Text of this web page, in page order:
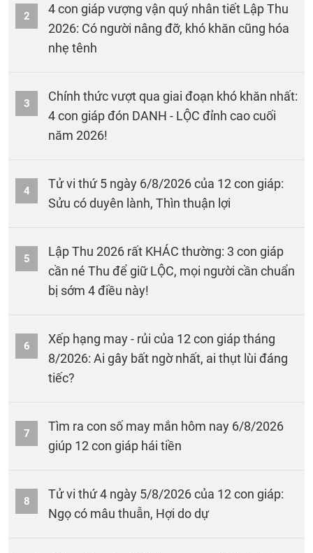
2
4 con giáp vượng vận quý nhân tiết Lập Thu
2026: Có người nâng đỡ, khó khăn cũng hóa
nhẹ tênh
3
Chính thức vượt qua giai đoạn khó khăn nhất:
4 con giáp đón DANH - LỘC đỉnh cao cuối
năm 2026!
4
Tử vi thứ 5 ngày 6/8/2026 của 12 con giáp:
Sửu có duyên lành, Thìn thuận lợi
5
Lập Thu 2026 rất KHÁC thường: 3 con giáp
cần né Thu để giữ LỘC, mọi người cần chuẩn
bị sớm 4 điều này!
6
Xếp hạng may - rủi của 12 con giáp tháng
8/2026: Ai gây bất ngờ nhất, ai thụt lùi đáng
tiếc?
7
Tìm ra con số may mắn hôm nay 6/8/2026
giúp 12 con giáp hái tiền
8
Tử vi thứ 4 ngày 5/8/2026 của 12 con giáp:
Ngọ có mâu thuẫn, Hợi do dự